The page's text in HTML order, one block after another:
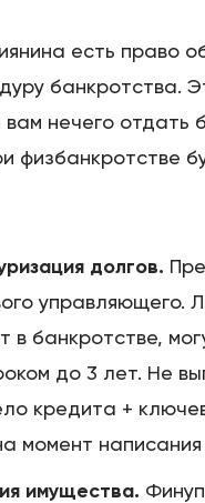
есть право
банкротства.
нечего отдать
физбанкротстве
долгов.
управляющего.
в банкротстве,
до 3 лет. Не
кредита +
момент написания
имущества.